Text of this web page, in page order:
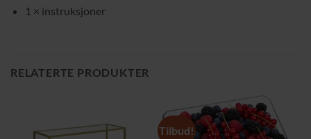
1 × instruksjoner
RELATERTE PRODUKTER
Tilbud!